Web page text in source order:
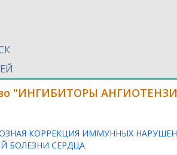
"ИНГИБИТОРЫ
КОРРЕКЦИЯ ИММУННЫХ
БОЛЕЗНИ СЕРДЦА